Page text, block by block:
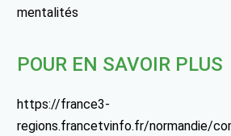
mentalités
POUR EN SAVOIR PLUS
https://france3-
regions.francetvinfo.fr/normandie/